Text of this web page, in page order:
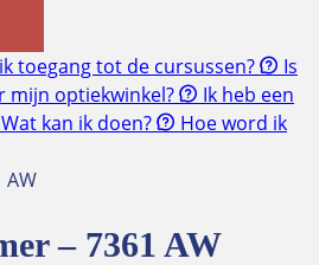
toegang tot de cursussen?
Is
mijn optiekwinkel?
Ik heb een
kan ik doen?
Hoe word ik
AW
– 7361 AW